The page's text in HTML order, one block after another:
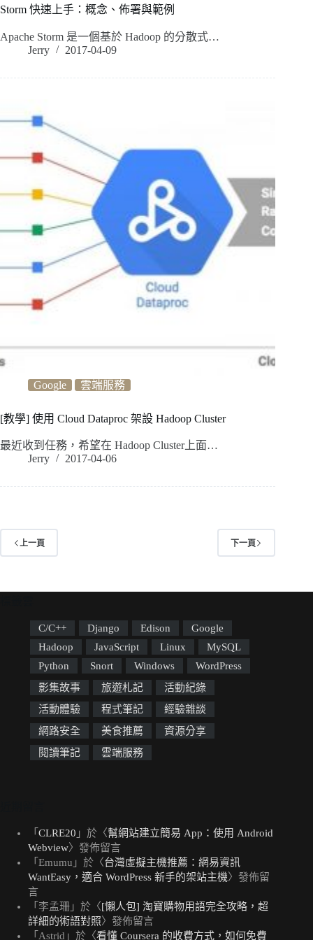
Storm 快速上手：概念、佈署與範例
Apache Storm 是一個基於 Hadoop 的分散式…
Jerry
2017-04-09
Google 雲端服務
[教學] 使用 Cloud Dataproc 架設 Hadoop Cluster
最近收到任務，希望在 Hadoop Cluster上面…
Jerry
2017-04-06
上一頁 下一頁
C/C++ Django Edison
Google
Hadoop
JavaScript Linux
MySQL
Python
Snort Windows
WordPress
影集故事
旅遊札記
活動紀錄
活動體驗
程式筆記
經驗雜談
網路安全
美食推薦
資源分享
閱讀筆記
雲端服務
「 CLRE20 」於〈幫網站建立簡易 App：使用 Android
Webview〉發佈留言
「 Emumu 」於〈台灣虛擬主機推薦：網易資訊
WantEasy，適合 WordPress 新手的架站主機〉發佈留
言
「 李孟珊 」於〈[懶人包] 淘寶購物用語完全攻略，超
詳細的術語對照〉發佈留言
「 Astrid 」於〈看懂 Coursera 的收費方式，如何免費